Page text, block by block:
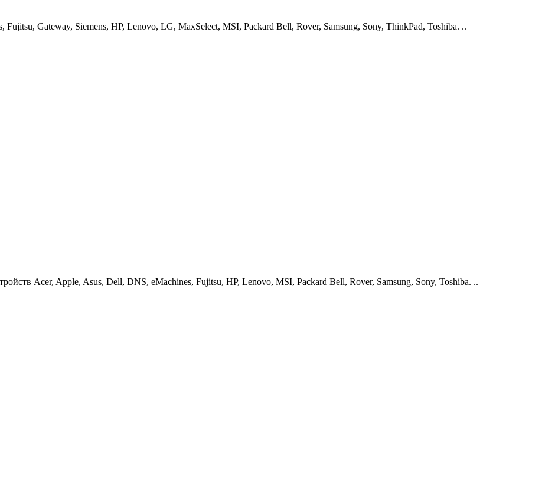
Gateway, Siemens, HP, Lenovo, LG, MaxSelect, MSI, Packard Bell, Rover, Samsung, Sony, ThinkPad, Toshiba. ..
Acer, Apple, Asus, Dell, DNS, eMachines, Fujitsu, HP, Lenovo, MSI, Packard Bell, Rover, Samsung, Sony, Toshiba. ..